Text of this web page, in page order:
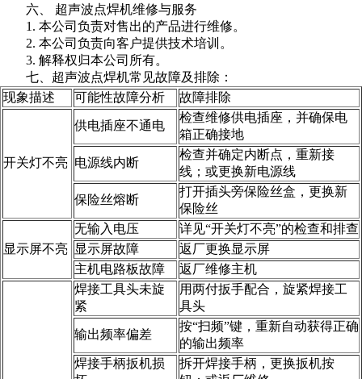
六、 超声波点焊机维修与服务
1. 本公司负责对售出的产品进行维修。
2. 本公司负责向客户提供技术培训。
3. 解释权归本公司所有。
七、超声波点焊机常见故障及排除：
现象描述
可能性故障分析 故障排除
开关灯不亮
供电插座不通电
检查维修供电插座，并确保电
箱正确接地
电源线内断
检查并确定内断点，重新接
线；或更换新电源线
保险丝熔断
打开插头旁保险丝盒，更换新
保险丝
显示屏不亮
无输入电压
详见“开关灯不亮”的检查和排查
显示屏故障
返厂更换显示屏
主机电路板故障
返厂维修主机
焊接工具头未旋
紧
用两付扳手配合，旋紧焊接工
具头
输出频率偏差
按“扫频”键，重新自动获得正确
的输出频率
焊接手柄扳机损
拆开焊接手柄，更换扳机按